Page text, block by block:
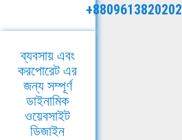
+8809613820202
ব্যবসায় এবং
করপোরেট এর
জন্য সম্পূর্ণ
ডাইনামিক
ওয়েবসাইট
ডিজাইন